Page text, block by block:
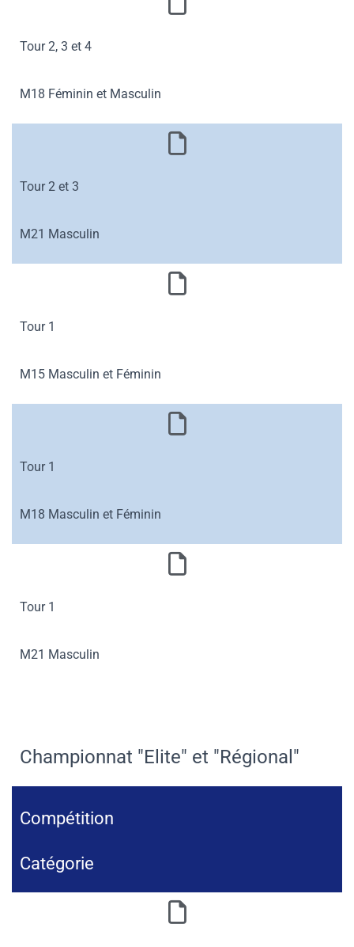
Tour 2, 3 et 4
M18 Féminin et Masculin
Tour 2 et 3
M21 Masculin
Tour 1
M15 Masculin et Féminin
Tour 1
M18 Masculin et Féminin
Tour 1
M21 Masculin
Championnat "Elite" et "Régional"
Compétition
Catégorie